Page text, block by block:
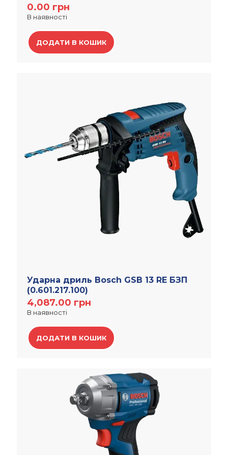
0.00 грн
В наявності
ДОДАТИ В КОШИК
Ударна дриль Bosch GSB 13 RE БЗП
(0.601.217.100)
4,087.00 грн
В наявності
ДОДАТИ В КОШИК